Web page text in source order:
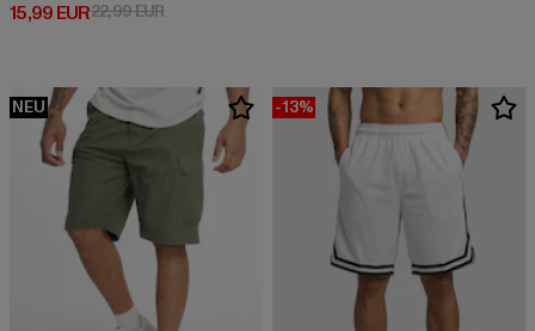
15,99 EUR
Derzeitiger Preis: 15,99 EUR
22,99 EURAktionspreis: 22,99 EUR
NEU -13%